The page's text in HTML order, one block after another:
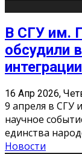
В СГУ им.
обсудили
16 Апр 2026,
9 апреля в СГУ
научное
единства
Новости